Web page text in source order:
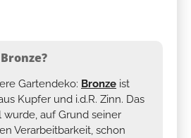
Gartendeko: Bronze ist
Kupfer und i.d.R. Zinn. Das
auf Grund seiner
Verarbeitbarkeit, schon